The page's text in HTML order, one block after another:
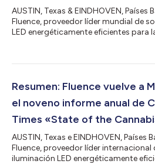
AUSTIN, Texas & EINDHOVEN, Países
Fluence, proveedor líder mundial de
LED energéticamente eficientes para
de Cultivo del Año durante la
eventos Farechild Events y
Resumen: Fluence vuelve a
el noveno informe anual de
Times «State of the
AUSTIN, Texas e EINDHOVEN, Países
Fluence, proveedor líder internacional
iluminación LED energéticamente